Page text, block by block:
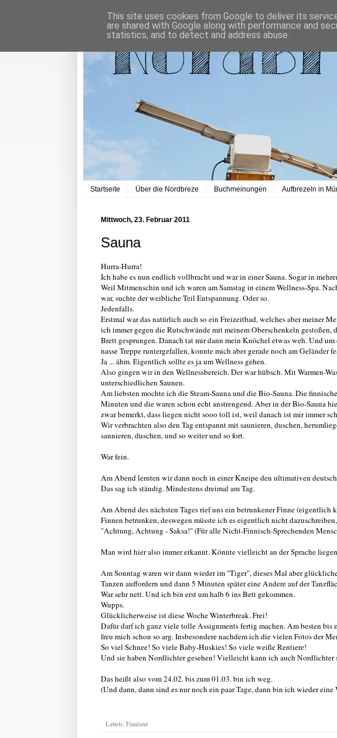
Startseite Über die Nordbreze Buchmeinungen Aufbrezeln in
Mittwoch, 23. Februar 2011
Sauna
Hurra-Hurra!
Ich habe es nun endlich vollbracht und war in einer Sauna. Sogar in
Weil Mitmenschin und ich waren am Samstag in einem Wellness-Spa.
war, suchte der weibliche Teil Entspannung. Oder so.
Jedenfalls.
Erstmal war das natürlich auch so ein Freizeitbad, welches aber meiner
ich immer gegen die Rutschwände mit meinem Oberschenkeln
Brett gesprungen. Danach tat mir dann mein Knöchel etwas weh. Und
nasse Treppe runtergefallen, konnte mich aber gerade noch am
Ja ... ähm. Eigentlich sollte es ja um Wellness gehen.
Also gingen wir in den Wellnessbereich. Der war hübsch. Mit Warmen-
unterschiedlichen Saunen.
Am liebsten mochte ich die Steam-Sauna und die Bio-Sauna. Die
Minuten und die waren schon echt anstrengend. Aber in der Bio-Sauna
zwar bemerkt, dass liegen nicht sooo toll ist, weil danach ist mir immer
Wir verbrachten also den Tag entspannt mit saunieren, duschen,
saunieren, duschen, und so weiter und so fort.
War fein.
Am Abend lernten wir dann noch in einer Kneipe den ultimativen
Das sag ich ständig. Mindestens dreimal am Tag.
Am Abend des nächsten Tages rief uns ein betrunkener Finne
Finnen betrunken, deswegen müsste ich es eigentlich nicht
"Achtung, Achtung - Saksa!" (Für alle Nicht-Finnisch-Sprechenden
Man wird hier also immer erkannt. Könnte vielleicht an der Sprache
Am Sonntag waren wir dann wieder im "Tiger", dieses Mal aber
Tanzen auffordern und dann 5 Minuten später eine Andere auf der
War sehr nett. Und ich bin erst um halb 6 ins Bett gekommen.
Wupps.
Glücklicherweise ist diese Woche Winterbreak. Frei!
Dafür darf ich ganz viele tolle Assignments fertig machen. Am besten
freu mich schon so arg. Insbesondere nachdem ich die vielen Fotos der
So viel Schnee! So viele Baby-Huskies! So viele weiße Rentiere!
Und sie haben Nordlichter gesehen! Vielleicht kann ich auch
Das heißt also vom 24.02. bis zum 01.03. bin ich weg.
(Und dann, dann sind es nur noch ein paar Tage, dann bin ich wieder
Labels: Finnland
This site uses cookies from Google to deliver its
are shared with Google along with performance and
statistics, and to detect and address abuse.